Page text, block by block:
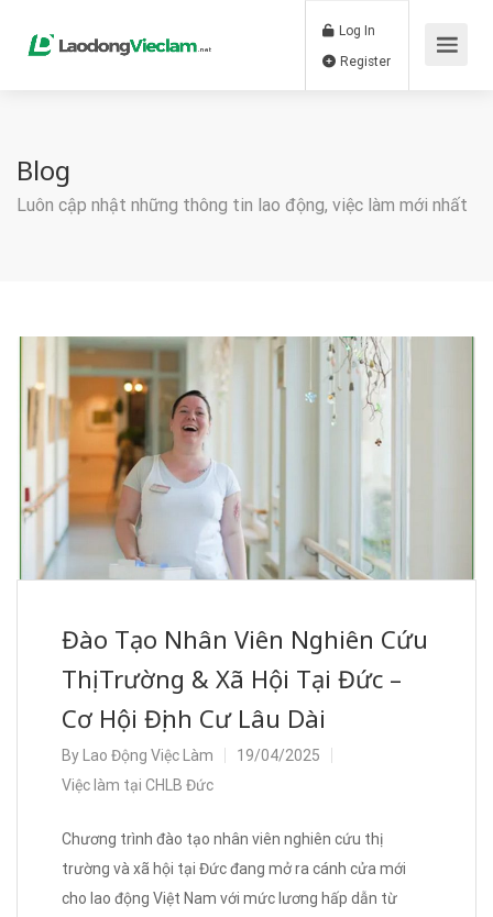
Log In
Blog
Luôn cập nhật những thông tin lao động, việc làm mới nhất
Đào Tạo Nhân Viên Nghiên Cứu
Thị Trường & Xã Hội Tại Đức –
Cơ Hội Định Cư Lâu Dài
By Lao Động Việc Làm
19/04/2025
Việc làm tại CHLB Đức
Chương trình đào tạo nhân viên nghiên cứu thị
trường và xã hội tại Đức đang mở ra cánh cửa mới
cho lao động Việt Nam với mức lương hấp dẫn từ